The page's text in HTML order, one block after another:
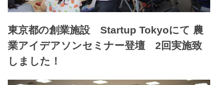
東京都の創業施設 Startup Tokyoにて 農
業アイデアソンセミナー登壇 2回実施致
しました！